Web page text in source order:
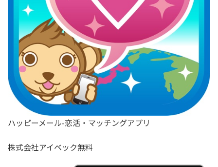
ハッピーメール-恋活・マッチングアプリ
株式会社アイベック無料